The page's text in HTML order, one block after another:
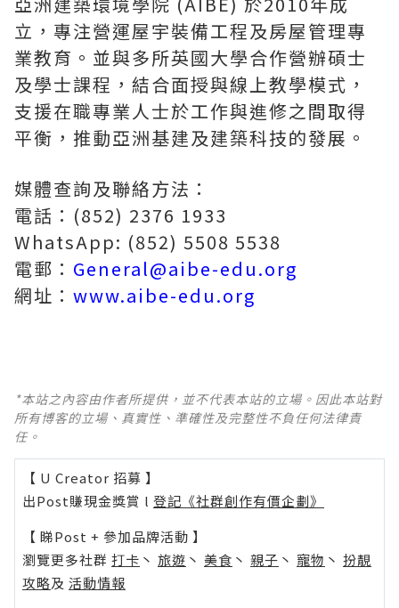
立，專注營運屋宇裝備工程及房屋管理專
業教育。並與多所英國大學合作營辦碩士
及學士課程，結合面授與線上教學模式，
支援在職專業人士於工作與進修之間取得
平衡，推動亞洲基建及建築科技的發展。
媒體查詢及聯絡方法：
電話：(852) 2376 1933
WhatsApp: (852) 5508 5538
電郵： General@aibe-edu.org
網址： www.aibe-edu.org
*本站之內容由作者所提供，並不代表本站的立場。因此本站對
所有博客的立場、真實性、準確性及完整性不負任何法律責
任。
【 U Creator 招募 】
出Post賺現金獎賞 l 登記《社群創作有價企劃》
【 睇Post + 參加品牌活動 】
瀏覽更多社群 打卡 丶 旅遊 丶 美食 丶 親子 丶 寵物 丶 扮靚
攻略及 活動情報